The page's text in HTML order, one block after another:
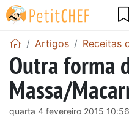
Artigos Receitas
Outra forma
Massa/
quarta 4 fevereiro 2015 10:56